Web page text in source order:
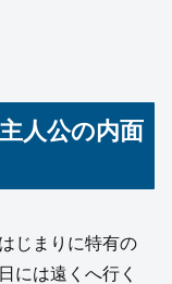
人公の内面
じまりに特有の
には遠くへ行く